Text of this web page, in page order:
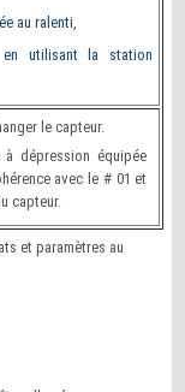
au ralenti,
utilisant la station
le capteur.
dépression équipée
avec le # 01 et
capteur.
et paramètres au